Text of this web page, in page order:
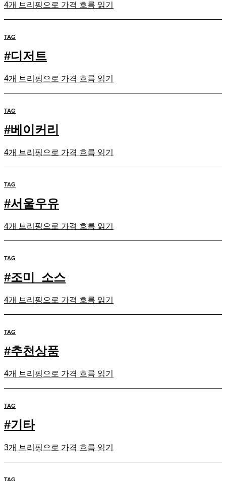
4개 브리핑으로 가격 흐름 읽기
TAG
#디저트
4개 브리핑으로 가격 흐름 읽기
TAG
#베이커리
4개 브리핑으로 가격 흐름 읽기
TAG
#서울우유
4개 브리핑으로 가격 흐름 읽기
TAG
#조미_소스
4개 브리핑으로 가격 흐름 읽기
TAG
#추천상품
4개 브리핑으로 가격 흐름 읽기
TAG
#기타
3개 브리핑으로 가격 흐름 읽기
TAG